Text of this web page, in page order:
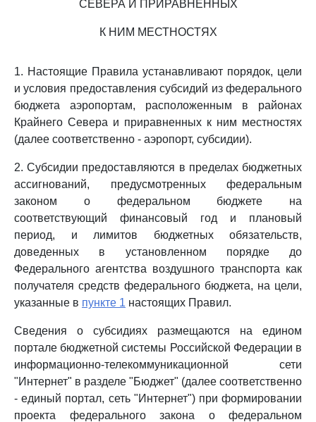
СЕВЕРА И ПРИРАВНЕННЫХ
К НИМ МЕСТНОСТЯХ
1. Настоящие Правила устанавливают порядок, цели
и условия предоставления субсидий из федерального
бюджета аэропортам, расположенным в районах
Крайнего Севера и приравненных к ним местностях
(далее соответственно - аэропорт, субсидии).
2. Субсидии предоставляются в пределах бюджетных
ассигнований, предусмотренных федеральным
законом о федеральном бюджете на
соответствующий финансовый год и плановый
период, и лимитов бюджетных обязательств,
доведенных в установленном порядке до
Федерального агентства воздушного транспорта как
получателя средств федерального бюджета, на цели,
указанные в пункте 1 настоящих Правил.
Сведения о субсидиях размещаются на едином
портале бюджетной системы Российской Федерации в
информационно-телекоммуникационной сети
"Интернет" в разделе "Бюджет" (далее соответственно
- единый портал, сеть "Интернет") при формировании
проекта федерального закона о федеральном